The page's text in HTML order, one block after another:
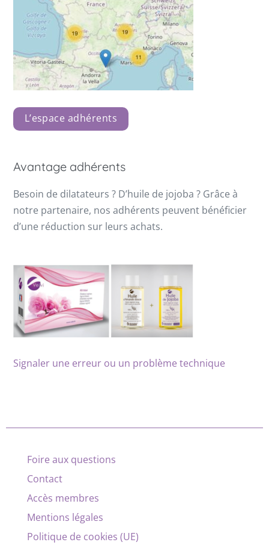
L’espace adhérents
Avantage adhérents
Besoin de dilatateurs ? D’huile de jojoba ? Grâce à
notre partenaire, nos adhérents peuvent bénéficier
d’une réduction sur leurs achats.
Signaler une erreur ou un problème technique
Foire aux questions
Contact
Accès membres
Mentions légales
Politique de cookies (UE)